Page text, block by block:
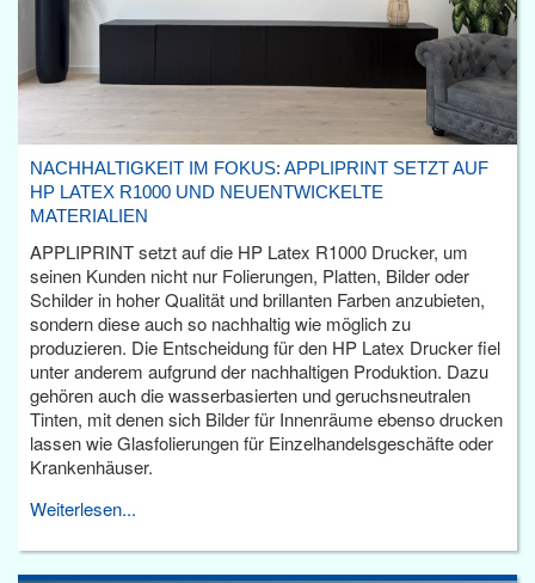
NACHHALTIGKEIT IM FOKUS: APPLIPRINT SETZT AUF
HP LATEX R1000 UND NEUENTWICKELTE
MATERIALIEN
APPLIPRINT setzt auf die HP Latex R1000 Drucker, um
seinen Kunden nicht nur Folierungen, Platten, Bilder oder
Schilder in hoher Qualität und brillanten Farben anzubieten,
sondern diese auch so nachhaltig wie möglich zu
produzieren. Die Entscheidung für den HP Latex Drucker fiel
unter anderem aufgrund der nachhaltigen Produktion. Dazu
gehören auch die wasserbasierten und geruchsneutralen
Tinten, mit denen sich Bilder für Innenräume ebenso drucken
lassen wie Glasfolierungen für Einzelhandelsgeschäfte oder
Krankenhäuser.
Weiterlesen...